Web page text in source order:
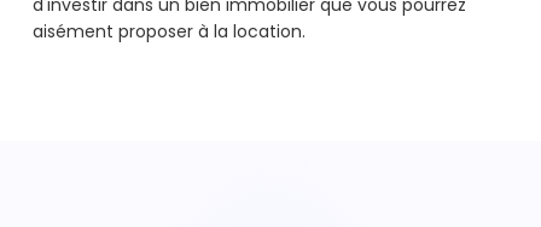
d'investir dans un bien immobilier que vous pourrez
aisément proposer à la location.